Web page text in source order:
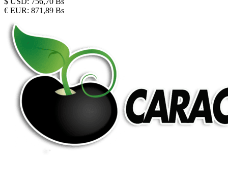
€ EUR: 871,89 Bs